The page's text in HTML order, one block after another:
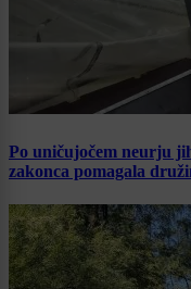
Po uničujočem neurju
zakonca pomagala